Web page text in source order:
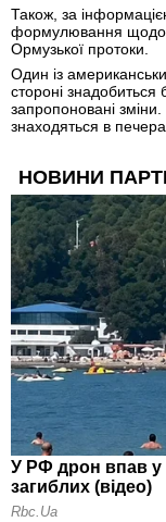
Також, за
формулювання щодо
Ормузької протоки.
Один із
стороні знадобиться
запропоновані
знаходяться в